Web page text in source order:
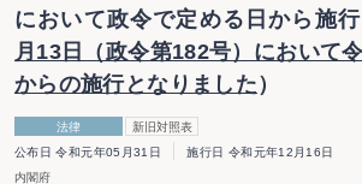
において政令で定める日から施
月13日（政令第182号）において
からの施行となりました）
法律
新旧対照表
公布日 令和元年05月31日
施行日 令和元年12月16日
内閣府